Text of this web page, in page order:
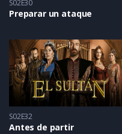
S02E30
Preparar un ataque
S02E32
Antes de partir